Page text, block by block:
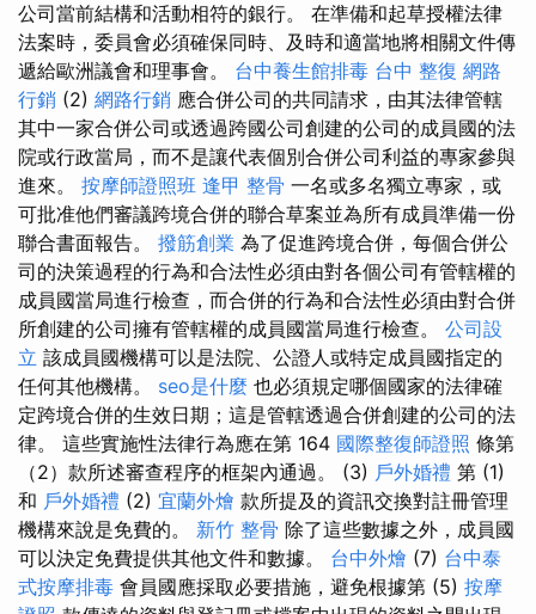
公司當前結構和活動相符的銀行。 在準備和起草授權法律
法案時，委員會必須確保同時、及時和適當地將相關文件傳
遞給歐洲議會和理事會。 台中養生館排毒 台中 整復 網路
行銷 (2) 網路行銷 應合併公司的共同請求，由其法律管轄
其中一家合併公司或透過跨國公司創建的公司的成員國的法
院或行政當局，而不是讓代表個別合併公司利益的專家參與
進來。 按摩師證照班 逢甲 整骨 一名或多名獨立專家，或
可批准他們審議跨境合併的聯合草案並為所有成員準備一份
聯合書面報告。 撥筋創業 為了促進跨境合併，每個合併公
司的決策過程的行為和合法性必須由對各個公司有管轄權的
成員國當局進行檢查，而合併的行為和合法性必須由對合併
所創建的公司擁有管轄權的成員國當局進行檢查。 公司設
立 該成員國機構可以是法院、公證人或特定成員國指定的
任何其他機構。 seo是什麼 也必須規定哪個國家的法律確
定跨境合併的生效日期；這是管轄透過合併創建的公司的法
律。 這些實施性法律行為應在第 164 國際整復師證照 條第
（2）款所述審查程序的框架內通過。 (3) 戶外婚禮 第 (1)
和 戶外婚禮 (2) 宜蘭外燴 款所提及的資訊交換對註冊管理
機構來說是免費的。 新竹 整骨 除了這些數據之外，成員國
可以決定免費提供其他文件和數據。 台中外燴 (7) 台中泰
式按摩排毒 會員國應採取必要措施，避免根據第 (5) 按摩